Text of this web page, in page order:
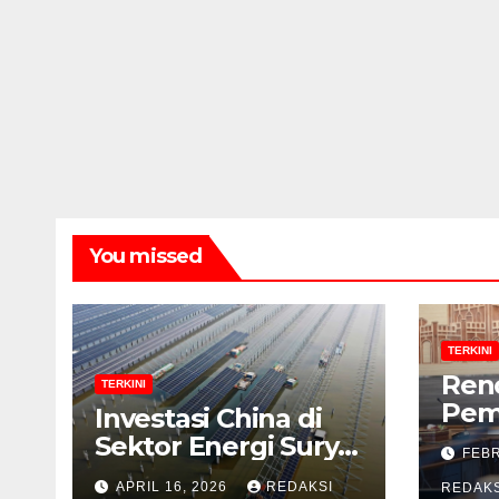
You missed
TERKINI
Investasi China di
Sektor Energi Surya:
Peluang dan
APRIL 16, 2026 REDAKSI
TERKINI